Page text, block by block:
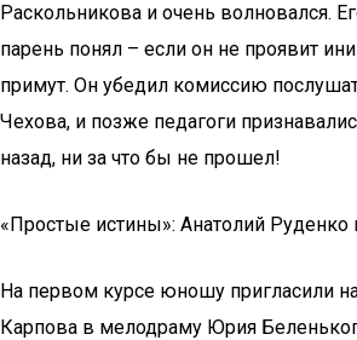
Раскольникова и очень волновался.
парень понял – если он не проявит
примут. Он убедил комиссию
Чехова, и позже педагоги
назад, ни за что бы не прошел!
«Простые истины»: Анатолий Руденко
На первом курсе юношу пригласили
Карпова в мелодраму Юрия